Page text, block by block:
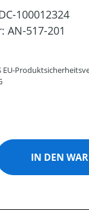
100012324
AN-517-201
Gib den
IN DEN